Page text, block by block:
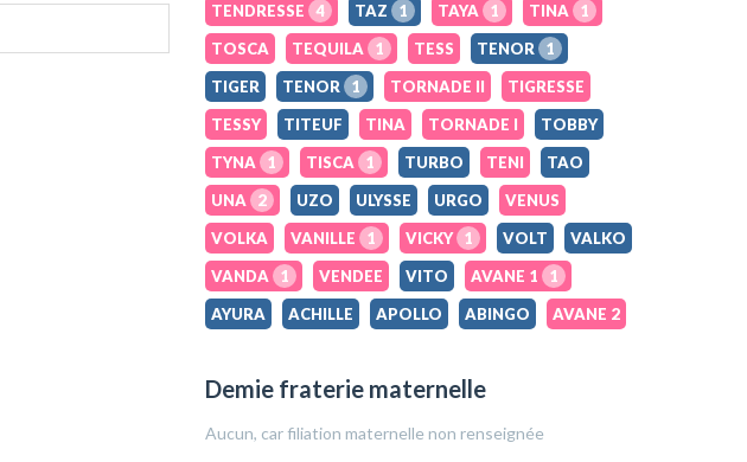
TENDRESSE
4 TAZ 1 TAYA 1 TINA
1
TOSCA
TEQUILA 1 TESS TENOR
1
TIGER
TENOR 1 TORNADE II
TIGRESSE
TESSY
TITEUF TINA TORNADE I
TOBBY
TYNA
1 TISCA 1 TURBO TENI
TAO
UNA
2 UZO ULYSSE URGO
VENUS
VOLKA
VANILLE 1 VICKY 1 VOLT
VALKO
VANDA
1 VENDEE VITO AVANE 1
1
AYURA
ACHILLE APOLLO ABINGO AVANE 2
Demie fraterie maternelle
Aucun, car filiation maternelle non renseignée